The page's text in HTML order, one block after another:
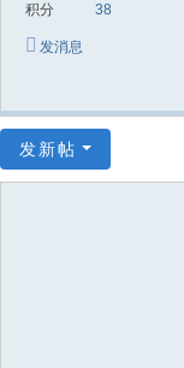
积分 38
发消息
发新帖